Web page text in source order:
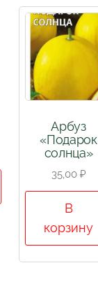
Арбуз
«Подарок
солнца»
35,00 ₽
В
корзину